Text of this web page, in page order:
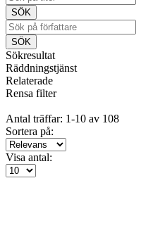
Sökresultat
Räddningstjänst
Relaterade
Rensa filter
Antal träffar: 1-10 av 108
Sortera på:
Visa antal: